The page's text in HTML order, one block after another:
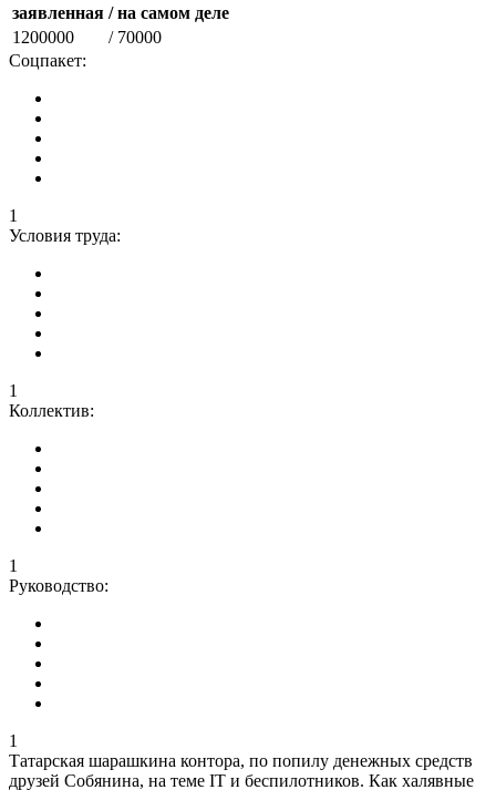
заявленная / на самом деле
1200000
/ 70000
Соцпакет:
1
Условия труда:
1
Коллектив:
1
Руководство:
1
Татарская шарашкина контора, по попилу денежных средств
друзей Собянина, на теме IT и беспилотников. Как халявные